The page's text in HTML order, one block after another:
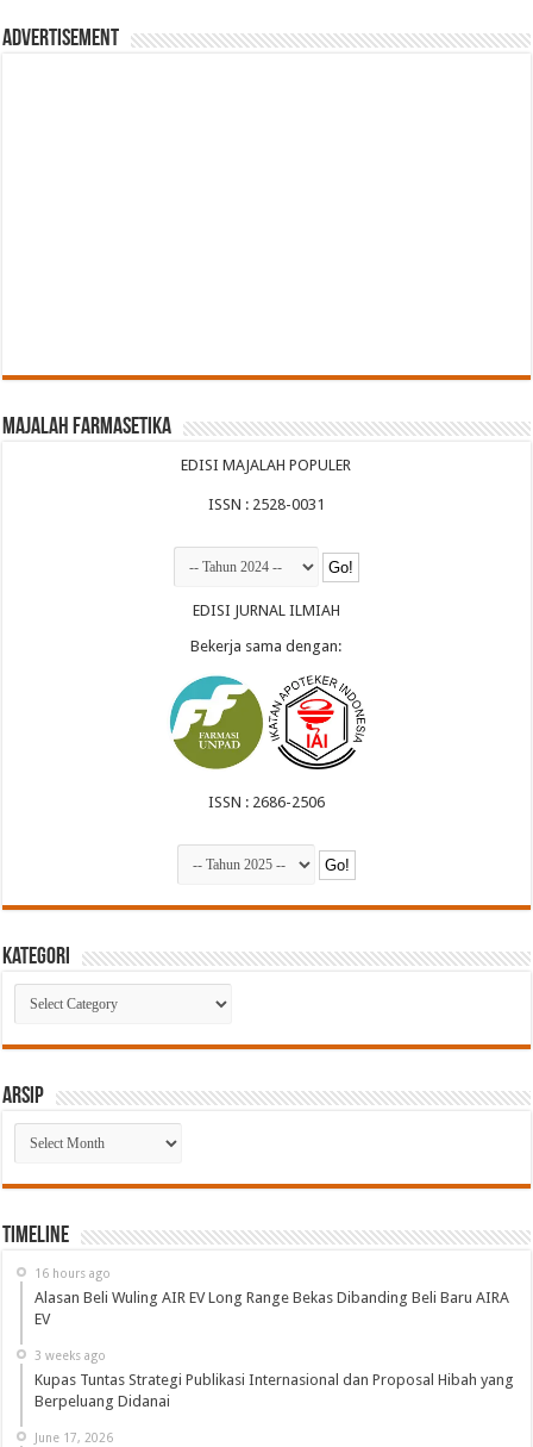
Advertisement
Majalah Farmasetika
EDISI MAJALAH POPULER
ISSN : 2528-0031
EDISI JURNAL ILMIAH
Bekerja sama dengan:
ISSN : 2686-2506
Kategori
Kategori
Arsip
Arsip
Timeline
16 hours ago
Alasan Beli Wuling AIR EV Long Range Bekas Dibanding Beli Baru AIRA
EV
3 weeks ago
Kupas Tuntas Strategi Publikasi Internasional dan Proposal Hibah yang
Berpeluang Didanai
June 17, 2026